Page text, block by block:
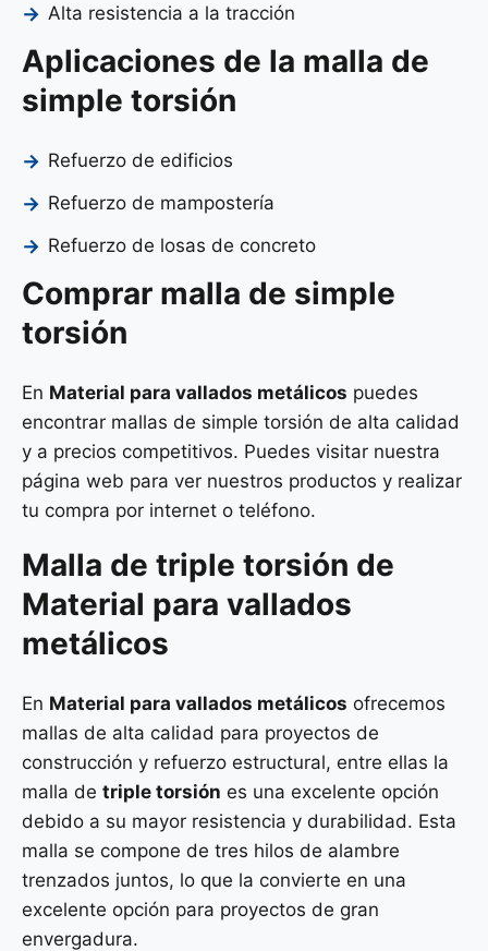
Alta resistencia a la tracción
Aplicaciones de la malla de
simple torsión
Refuerzo de edificios
Refuerzo de mampostería
Refuerzo de losas de concreto
Comprar malla de simple
torsión
En Material para vallados metálicos puedes
encontrar mallas de simple torsión de alta calidad
y a precios competitivos. Puedes visitar nuestra
página web para ver nuestros productos y realizar
tu compra por internet o teléfono.
Malla de triple torsión de
Material para vallados
metálicos
En Material para vallados metálicos ofrecemos
mallas de alta calidad para proyectos de
construcción y refuerzo estructural, entre ellas la
malla de triple torsión es una excelente opción
debido a su mayor resistencia y durabilidad. Esta
malla se compone de tres hilos de alambre
trenzados juntos, lo que la convierte en una
excelente opción para proyectos de gran
envergadura.